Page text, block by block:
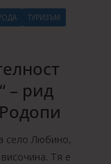
ТУРИЗЪМ
– рид
село Любино,
Тя е